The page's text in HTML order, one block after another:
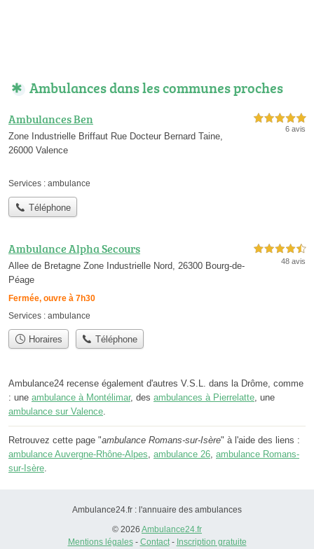
Ambulances dans les communes proches
Ambulances Ben
Zone Industrielle Briffaut Rue Docteur Bernard Taine,
26000 Valence
5,0 étoiles sur 5
6 avis
Services : ambulance
Téléphone
Ambulance Alpha Secours
Allee de Bretagne Zone Industrielle Nord, 26300 Bourg-de-
Péage
Fermée, ouvre à 7h30
4,5 étoiles sur 5
48 avis
Services : ambulance
Horaires Téléphone
Ambulance24 recense également d'autres V.S.L. dans la Drôme, comme
: une ambulance à Montélimar, des ambulances à Pierrelatte, une
ambulance sur Valence.
Retrouvez cette page "ambulance Romans-sur-Isère" à l'aide des liens :
ambulance Auvergne-Rhône-Alpes, ambulance 26, ambulance Romans-
sur-Isère.
Ambulance24.fr : l'annuaire des ambulances
© 2026 Ambulance24.fr
Mentions légales- Contact- Inscription gratuite